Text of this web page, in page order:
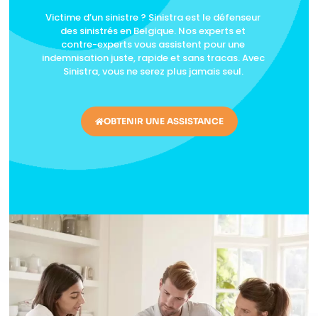
Victime d’un sinistre ? Sinistra est le défenseur
des sinistrés en Belgique. Nos experts et
contre-experts vous assistent pour une
indemnisation juste, rapide et sans tracas. Avec
Sinistra, vous ne serez plus jamais seul.
OBTENIR UNE ASSISTANCE